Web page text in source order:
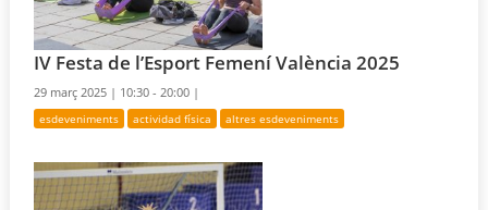
IV Festa de l’Esport Femení València 2025
29 març 2025 | 10:30 - 20:00 |
esdeveniments actividad física altres esdeveniments